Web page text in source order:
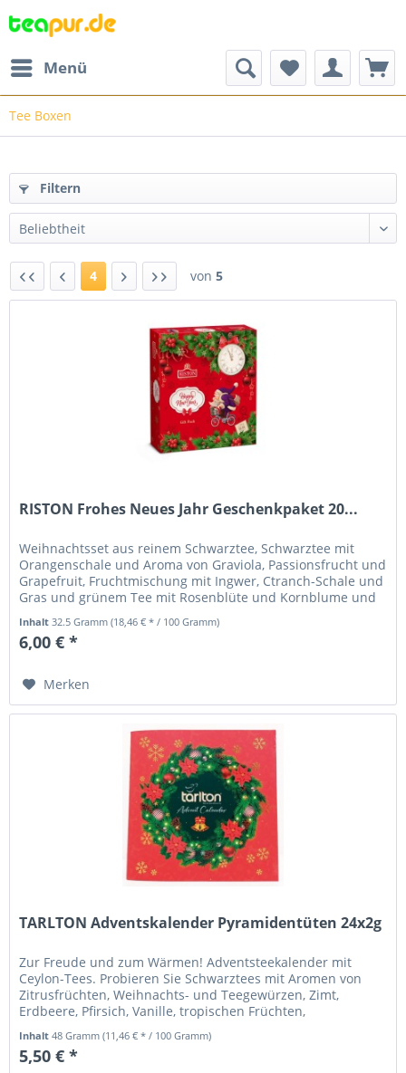
Menü
Tee Boxen
Filtern
4 von 5
RISTON Frohes Neues Jahr Geschenkpaket 20...
Weihnachtsset aus reinem Schwarztee, Schwarztee mit
Orangenschale und Aroma von Graviola, Passionsfrucht und
Grapefruit, Fruchtmischung mit Ingwer, Ctranch-Schale und
Gras und grünem Tee mit Rosenblüte und Kornblume und
Inhalt32.5 Gramm(18,46 € * / 100 Gramm)
6,00 € *
Merken
TARLTON Adventskalender Pyramidentüten 24x2g
Zur Freude und zum Wärmen! Adventsteekalender mit
Ceylon-Tees. Probieren Sie Schwarztees mit Aromen von
Zitrusfrüchten, Weihnachts- und Teegewürzen, Zimt,
Erdbeere, Pfirsich, Vanille, tropischen Früchten,
Inhalt48 Gramm(11,46 € * / 100 Gramm)
5,50 € *